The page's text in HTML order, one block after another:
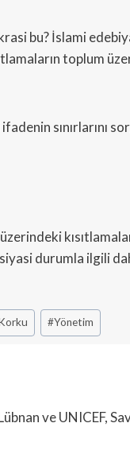
bu? İslami
toplum
sınırlarını
durumla ilgili
#Yönetim
ve UNICEF,